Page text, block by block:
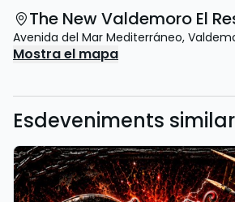
The New Valdemoro El
Avenida del Mar Mediterráneo,
Mostra el mapa
Esdeveniments